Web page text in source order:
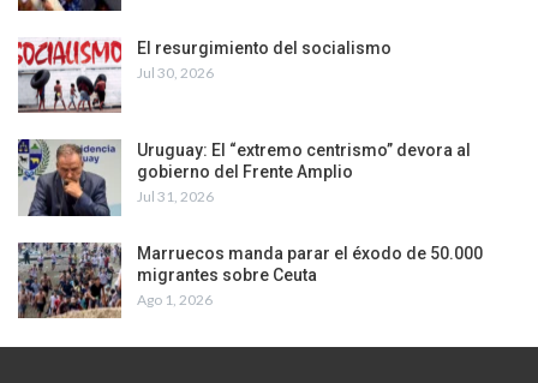
El resurgimiento del socialismo
Jul 30, 2026
Uruguay: El “extremo centrismo” devora al
gobierno del Frente Amplio
Jul 31, 2026
Marruecos manda parar el éxodo de 50.000
migrantes sobre Ceuta
Ago 1, 2026